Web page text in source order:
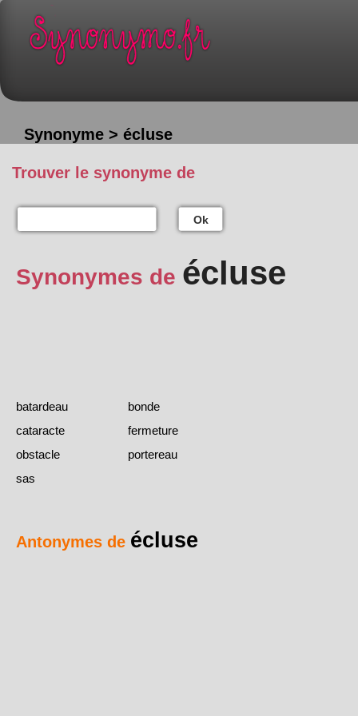
Synonyme > écluse
Trouver le synonyme de
Ok
Synonymes de écluse
batardeau
bonde
cataracte
fermeture
obstacle
portereau
sas
Antonymes de écluse